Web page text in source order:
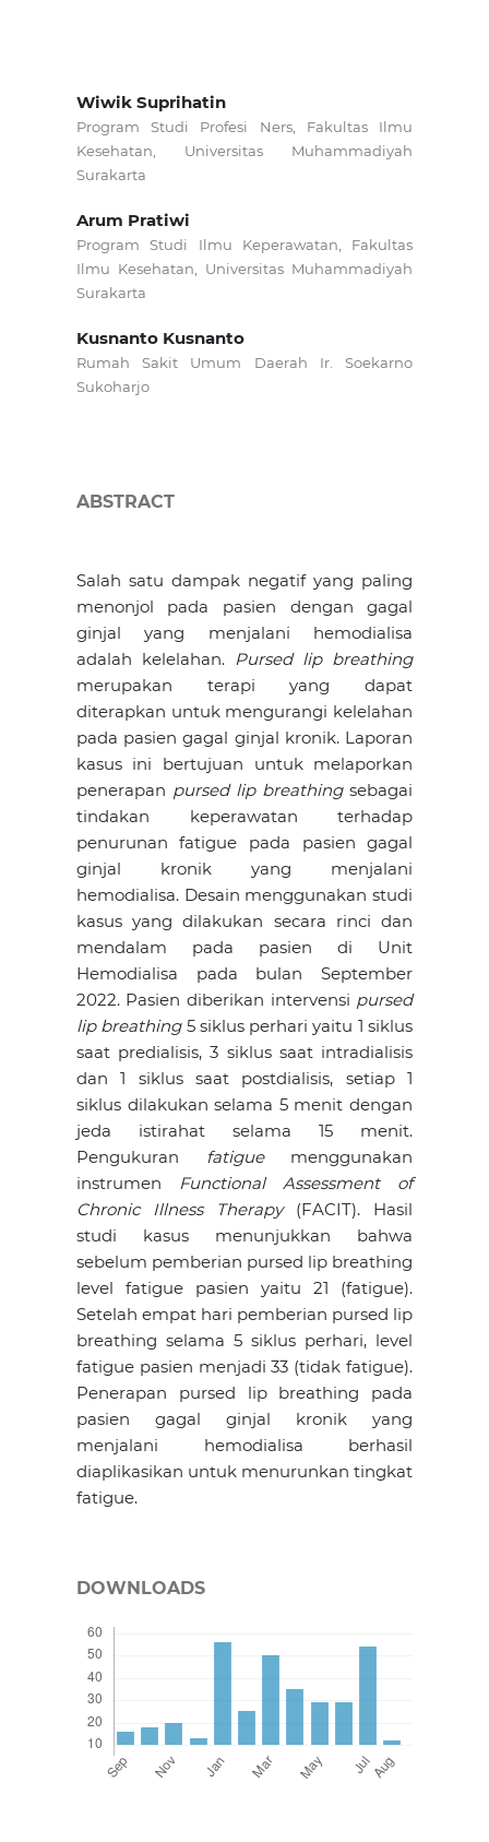
Wiwik Suprihatin
Program Studi Profesi Ners, Fakultas Ilmu
Kesehatan, Universitas Muhammadiyah
Surakarta
Arum Pratiwi
Program Studi Ilmu Keperawatan, Fakultas
Ilmu Kesehatan, Universitas Muhammadiyah
Surakarta
Kusnanto Kusnanto
Rumah Sakit Umum Daerah Ir. Soekarno
Sukoharjo
ABSTRACT
Salah satu dampak negatif yang paling
menonjol pada pasien dengan gagal
ginjal yang menjalani hemodialisa
adalah kelelahan. Pursed lip breathing
merupakan terapi yang dapat
diterapkan untuk mengurangi kelelahan
pada pasien gagal ginjal kronik. Laporan
kasus ini bertujuan untuk melaporkan
penerapan pursed lip breathingsebagai
tindakan keperawatan terhadap
penurunan fatigue pada pasien gagal
ginjal kronik yang menjalani
hemodialisa. Desain menggunakan studi
kasus yang dilakukan secara rinci dan
mendalam pada pasien di Unit
Hemodialisa pada bulan September
2022. Pasien diberikan intervensi pursed
lip breathing5 siklus perhari yaitu 1 siklus
saat predialisis, 3 siklus saat intradialisis
dan 1 siklus saat postdialisis, setiap 1
siklus dilakukan selama 5 menit dengan
jeda istirahat selama 15 menit.
Pengukuran fatiguemenggunakan
instrumen Functional Assessment of
Chronic Illness Therapy(FACIT). Hasil
studi kasus menunjukkan bahwa
sebelum pemberian pursed lip breathing
level fatigue pasien yaitu 21 (fatigue).
Setelah empat hari pemberian pursed lip
breathing selama 5 siklus perhari, level
fatigue pasien menjadi 33 (tidak fatigue).
Penerapan pursed lip breathing pada
pasien gagal ginjal kronik yang
menjalani hemodialisa berhasil
diaplikasikan untuk menurunkan tingkat
fatigue.
DOWNLOADS